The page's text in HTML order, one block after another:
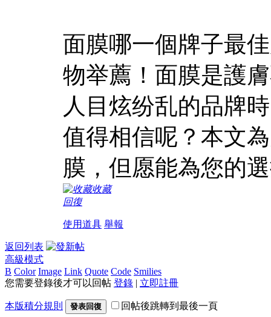
面膜哪一個牌子最
物举薦！面膜是護
人目炫纷乱的品牌
值得相信呢？本文
膜，但愿能為您的
收藏
回復
使用道具 舉報
返回列表
高級模式
B Color Image Link Quote Code Smilies
您需要登錄後才可以回帖 登錄 | 立即註冊
本版積分規則 發表回復 回帖後跳轉到最後一頁